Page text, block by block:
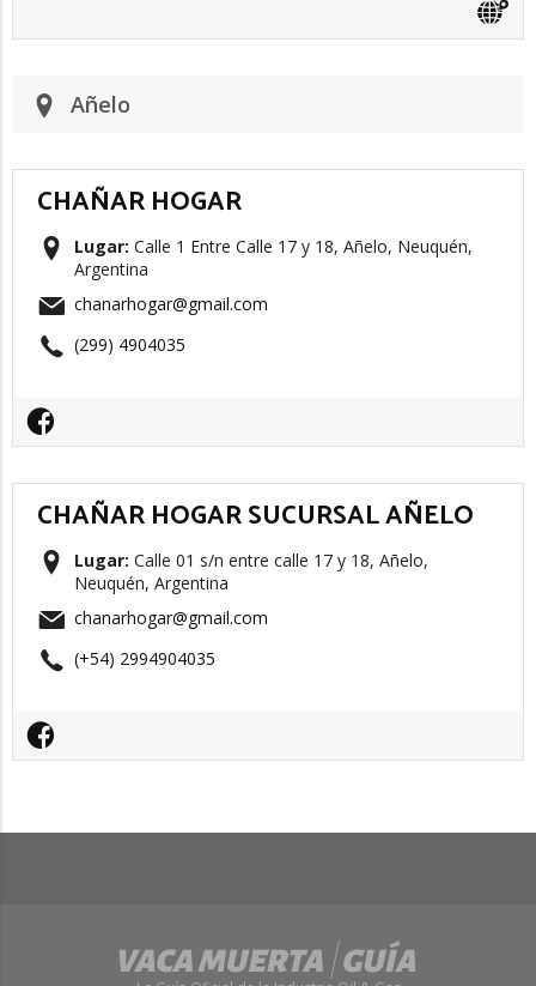
Añelo
CHAÑAR HOGAR
Lugar: Calle 1 Entre Calle 17 y 18, Añelo, Neuquén,
Argentina
chanarhogar@gmail.com
(299) 4904035
CHAÑAR HOGAR SUCURSAL AÑELO
Lugar: Calle 01 s/n entre calle 17 y 18, Añelo,
Neuquén, Argentina
chanarhogar@gmail.com
(+54) 2994904035